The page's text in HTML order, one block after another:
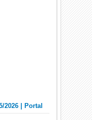
2026 | Portal